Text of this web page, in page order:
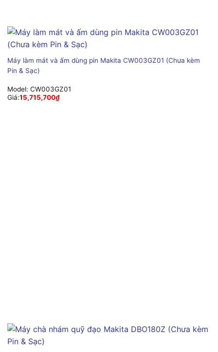
Máy làm mát và ấm dùng pin Makita CW003GZ01 (Chưa kèm
Pin & Sạc)
Model: CW003GZ01
Giá:15,715,700₫